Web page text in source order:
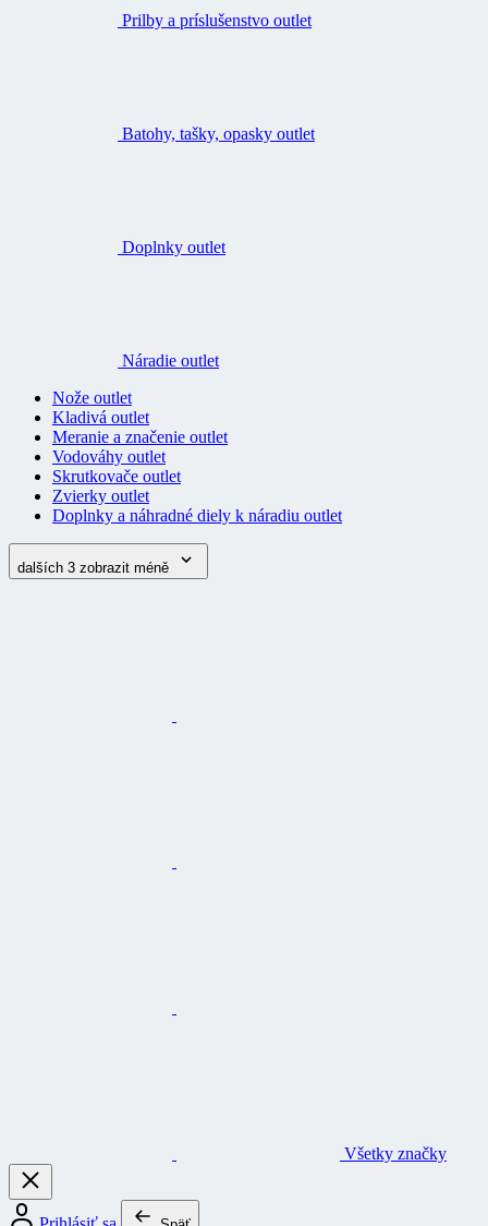
Prilby a príslušenstvo outlet
Batohy, tašky, opasky outlet
Doplnky outlet
Náradie outlet
Nože outlet
Kladivá outlet
Meranie a značenie outlet
Vodováhy outlet
Skrutkovače outlet
Zvierky outlet
Doplnky a náhradné diely k náradiu outlet
dalších 3 zobrazit méně
Všetky značky